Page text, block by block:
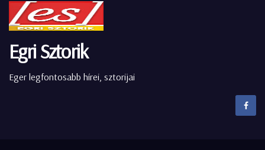
Egri Sztorik
Eger legfontosabb hírei, sztorijai